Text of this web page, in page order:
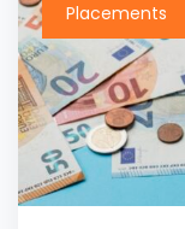
Placements